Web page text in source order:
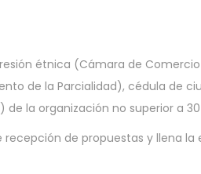
étnica (Cámara de
de la Parcialidad), cédula de
la organización no superior a
de propuestas y llena